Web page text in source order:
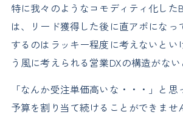
特に我々のようなコモディティ化した
は、リード獲得した後に直アポになっ
するのはラッキー程度に考えないとい
う風に考えられる営業DXの構造がない
「なんか受注単価高いな・・・」と
予算を割り当て続けることができませ